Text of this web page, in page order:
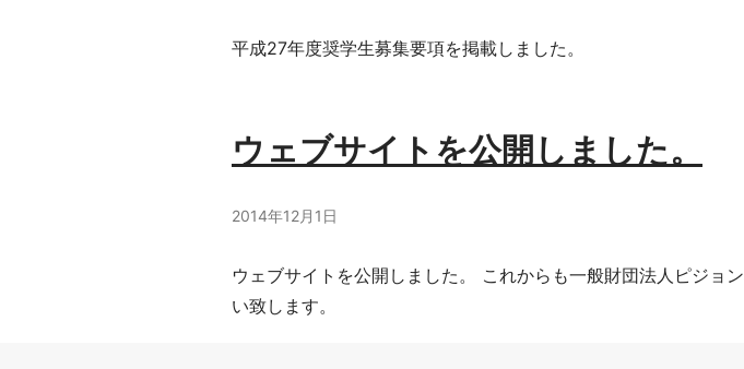
平成27年度奨学生募集要項を掲載しました。
ウェブサイトを公開しました。
2014年12月1日
ウェブサイトを公開しました。 これからも一般財団法人ピジョ
い致します。